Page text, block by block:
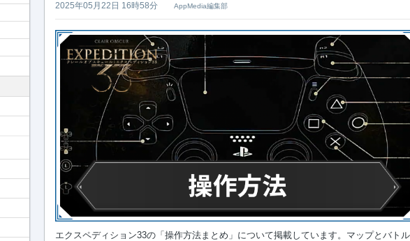
2025年05月22日 16時58分 AppMedia編集部
エクスペディション33の「操作方法まとめ」について掲載しています。マップとバト